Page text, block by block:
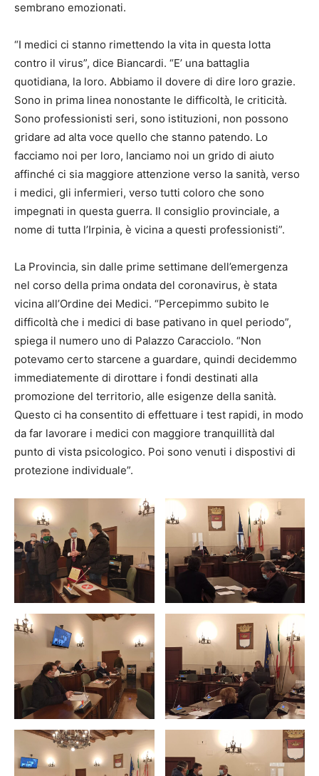
sembrano emozionati.
“I medici ci stanno rimettendo la vita in questa lotta
contro il virus”, dice Biancardi. “E’ una battaglia
quotidiana, la loro. Abbiamo il dovere di dire loro grazie.
Sono in prima linea nonostante le difficoltà, le criticità.
Sono professionisti seri, sono istituzioni, non possono
gridare ad alta voce quello che stanno patendo. Lo
facciamo noi per loro, lanciamo noi un grido di aiuto
affinché ci sia maggiore attenzione verso la sanità, verso
i medici, gli infermieri, verso tutti coloro che sono
impegnati in questa guerra. Il consiglio provinciale, a
nome di tutta l’Irpinia, è vicina a questi professionisti”.
La Provincia, sin dalle prime settimane dell’emergenza
nel corso della prima ondata del coronavirus, è stata
vicina all’Ordine dei Medici. “Percepimmo subito le
difficoltà che i medici di base pativano in quel periodo”,
spiega il numero uno di Palazzo Caracciolo. “Non
potevamo certo starcene a guardare, quindi decidemmo
immediatemente di dirottare i fondi destinati alla
promozione del territorio, alle esigenze della sanità.
Questo ci ha consentito di effettuare i test rapidi, in modo
da far lavorare i medici con maggiore tranquillità dal
punto di vista psicologico. Poi sono venuti i dispostivi di
protezione individuale”.